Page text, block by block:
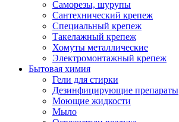
Саморезы, шурупы
Сантехнический крепеж
Специальный крепеж
Такелажный крепеж
Хомуты металлические
Электромонтажный крепеж
Бытовая химия
Гели для стирки
Дезинфицирующие препараты
Моющие жидкости
Мыло